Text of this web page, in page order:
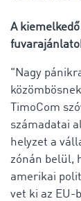
A
"Nagy
TimoCom
számadatai
helyzet a
zónán belül,
amerikai
vet ki az EU-